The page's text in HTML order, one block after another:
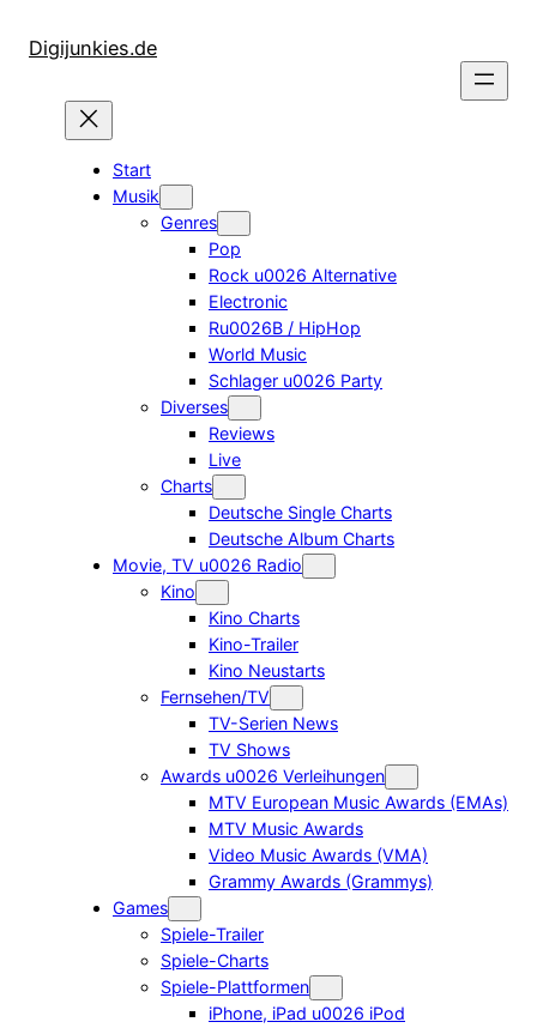
InhaltDigijunkies.de
Start
Musik
Genres
Pop
Rock u0026 Alternative
Electronic
Ru0026B / HipHop
World Music
Schlager u0026 Party
Diverses
Reviews
Live
Charts
Deutsche Single Charts
Deutsche Album Charts
Movie, TV u0026 Radio
Kino
Kino Charts
Kino-Trailer
Kino Neustarts
Fernsehen/TV
TV-Serien News
TV Shows
Awards u0026 Verleihungen
MTV European Music Awards (EMAs)
MTV Music Awards
Video Music Awards (VMA)
Grammy Awards (Grammys)
Games
Spiele-Trailer
Spiele-Charts
Spiele-Plattformen
iPhone, iPad u0026 iPod